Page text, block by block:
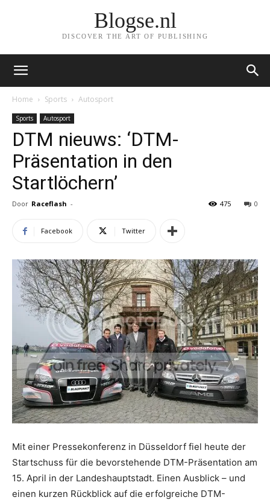
Blogse.nl
DISCOVER THE ART OF PUBLISHING
Home Sports Autosport
Sports Autosport
DTM nieuws: ‘DTM-
Präsentation in den
Startlöchern’
Door Raceflash - 0
475
Facebook Twitter
Mit einer Pressekonferenz in Düsseldorf fiel heute der
Startschuss für die bevorstehende DTM-Präsentation am
15. April in der Landeshauptstadt. Einen Ausblick – und
einen kurzen Rückblick auf die erfolgreiche DTM-